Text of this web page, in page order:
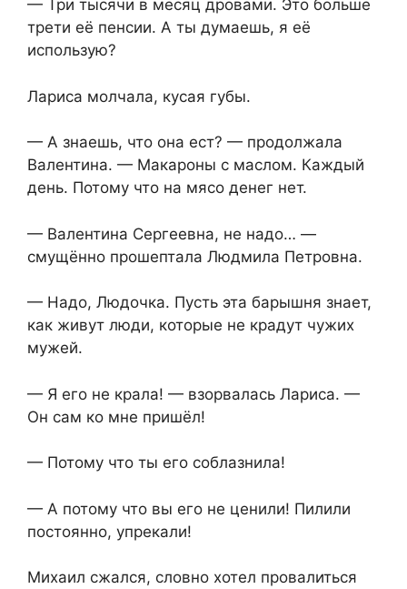
— Три тысячи в месяц дровами. Это больше
трети её пенсии. А ты думаешь, я её
использую?
Лариса молчала, кусая губы.
— А знаешь, что она ест? — продолжала
Валентина. — Макароны с маслом. Каждый
день. Потому что на мясо денег нет.
— Валентина Сергеевна, не надо… —
смущённо прошептала Людмила Петровна.
— Надо, Людочка. Пусть эта барышня знает,
как живут люди, которые не крадут чужих
мужей.
— Я его не крала! — взорвалась Лариса. —
Он сам ко мне пришёл!
— Потому что ты его соблазнила!
— А потому что вы его не ценили! Пилили
постоянно, упрекали!
Михаил сжался, словно хотел провалиться